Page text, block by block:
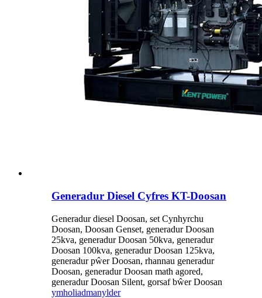
Generadur Diesel Cyfres KT-Doosan
Generadur diesel Doosan, set Cynhyrchu
Doosan, Doosan Genset, generadur Doosan
25kva, generadur Doosan 50kva, generadur
Doosan 100kva, generadur Doosan 125kva,
generadur pŵer Doosan, rhannau generadur
Doosan, generadur Doosan math agored,
generadur Doosan Silent, gorsaf bŵer Doosan
ymholiadmanylder